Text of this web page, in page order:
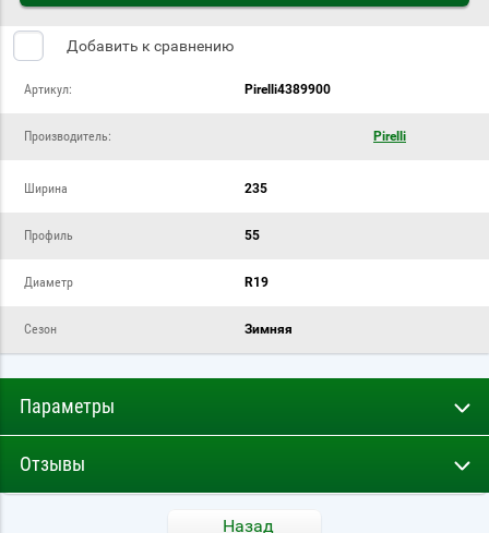
Добавить к сравнению
Артикул: Pirelli4389900
Производитель: Pirelli
Ширина 235
Профиль 55
Диаметр R19
Сезон Зимняя
Параметры
Отзывы
Назад